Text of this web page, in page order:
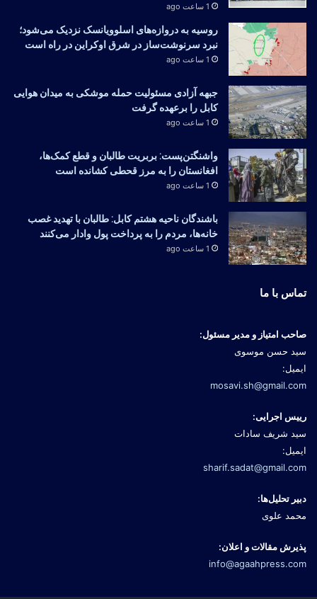
1 ساعت ago
روسیه به دروازه‌های اسلوویانسک نزدیک می‌شود؛
نبرد سرنوشت‌ساز در شرق اوکراین در راه است
1 ساعت ago
جبهه آزادی مسئولیت حمله موشکی به میدان هوایی
کابل را برعهده گرفت
1 ساعت ago
واشنگتن‌پست: بربریت طالبان و قطع کمک‌ها،
افغانستان را به مرز قحطی کشانده است
1 ساعت ago
باشندگان ناحیه هشتم کابل: طالبان با تهدید غصب
خانه‌ها، مردم را به پرداخت پول وادار می‌کنند
1 ساعت ago
تماس با ما
صاحب امتیاز و مدیر مسئول:
سید حسن موسوی
ایمیل:
mosavi.sh@gmail.com
رییس اجرایی:
سید شریف سادات
ایمیل:
sharif.sadat@gmail.com
دبیر تحلیل‌ها:
محمد علوی
پذیرش مقالات و اعلان:
info@agaahpress.com